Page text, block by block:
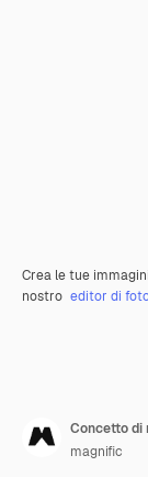
Crea le tue
nostro editor di
Concetto di
magnific